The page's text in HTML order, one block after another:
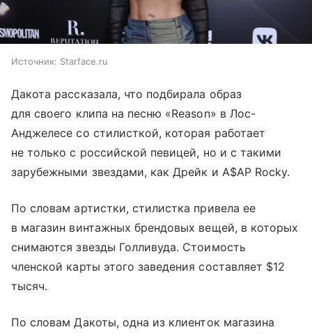
Источник: Starface.ru
Дакота рассказала, что подбирала образ
для своего клипа на песню «Reason» в Лос-
Анджелесе со стилисткой, которая работает
не только с российской певицей, но и с такими
зарубежными звездами, как Дрейк и A$AP Rocky.
По словам артистки, стилистка привела ее
в магазин винтажных брендовых вещей, в которых
снимаются звезды Голливуда. Стоимость
членской карты этого заведения составляет $12
тысяч.
По словам Дакоты, одна из клиенток магазина